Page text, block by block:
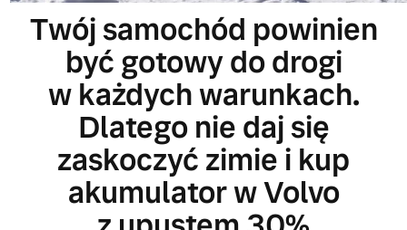
Twój samochód powinien
być gotowy do drogi
w każdych warunkach.
Dlatego nie daj się
zaskoczyć zimie i kup
akumulator w Volvo